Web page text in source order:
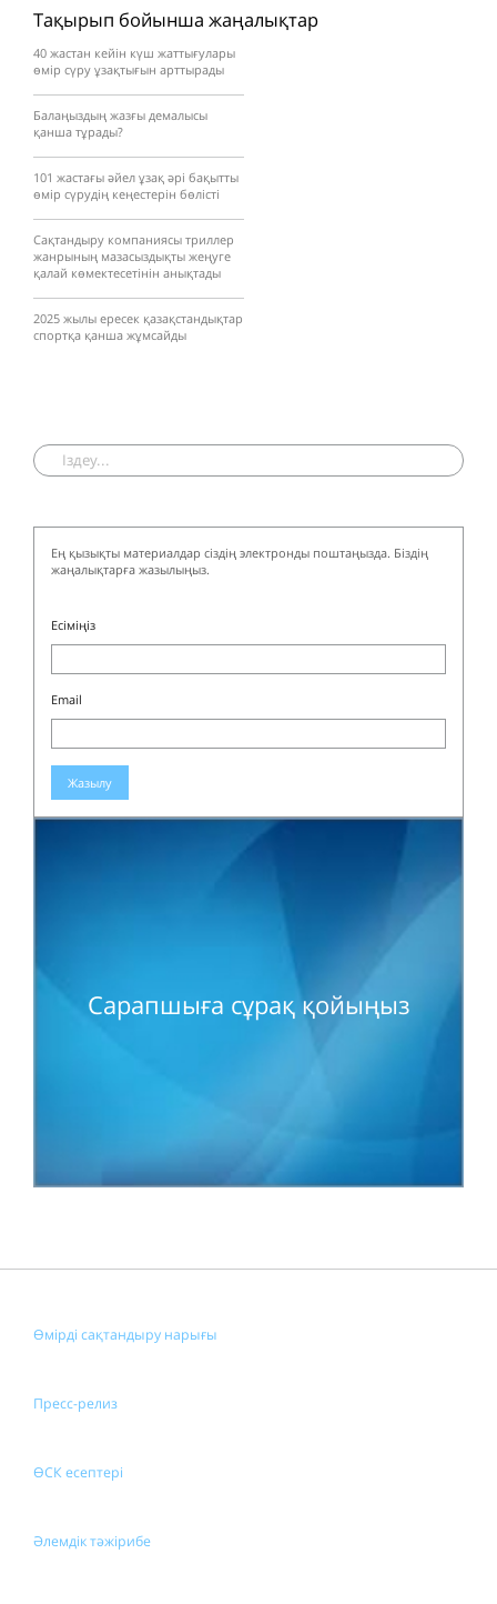
Тақырып бойынша жаңалықтар
40 жастан кейін күш жаттығулары
өмір сүру ұзақтығын арттырады
Балаңыздың жазғы демалысы
қанша тұрады?
101 жастағы әйел ұзақ әрі бақытты
өмір сүрудің кеңестерін бөлісті
Сақтандыру компаниясы триллер
жанрының мазасыздықты жеңуге
қалай көмектесетінін анықтады
2025 жылы ересек қазақстандықтар
спортқа қанша жұмсайды
Ең қызықты материалдар сіздің электронды поштаңызда. Біздің
жаңалықтарға жазылыңыз.
Есіміңіз
Email
Жазылу
Сарапшыға сұрақ қойыңыз
Өмірді сақтандыру нарығы
Пресс-релиз
ӨСК есептері
Әлемдік тәжірибе